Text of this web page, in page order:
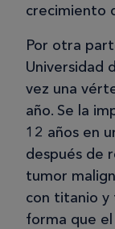
crecimiento
Por otra
Universidad
vez una
año. Se la
12 años en
después de
tumor
con titanio y
forma que